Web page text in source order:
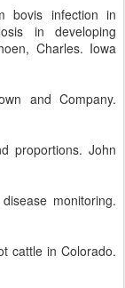
bovis infection in
in developing
Charles. Iowa
and Company.
proportions. John
monitoring.
cattle in Colorado.